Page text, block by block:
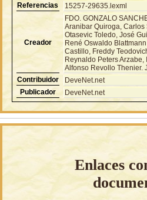
Referencias
15257-29635.lexml
Creador
FDO. GONZALO
Aranibar Quiroga,
Otasevic Toledo, José
René Oswaldo
Castillo, Freddy
Reynaldo Peters
Alfonso Revollo Thenier.
Contribuidor
DeveNet.net
Publicador
DeveNet.net
Enlaces